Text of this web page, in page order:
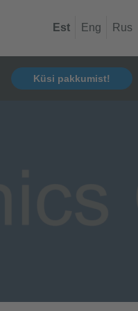
Est Eng Rus
Küsi pakkumist!